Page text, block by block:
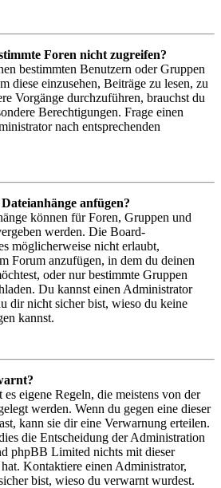
Foren nicht zugreifen?
bestimmten Benutzern oder Gruppen
diese einzusehen, Beiträge zu lesen, zu
Vorgänge durchzuführen, brauchst du
Berechtigungen. Frage einen
nach entsprechenden
anfügen?
können für Foren, Gruppen und
werden. Die Board-
möglicherweise nicht erlaubt,
Forum anzufügen, in dem du deinen
oder nur bestimmte Gruppen
Du kannst einen Administrator
dir nicht sicher bist, wieso du keine
kannst.
eigene Regeln, die meistens von der
werden. Wenn du gegen eine dieser
kann sie dir eine Verwarnung erteilen.
die Entscheidung der Administration
phpBB Limited nichts mit dieser
Kontaktiere einen Administrator,
bist, wieso du verwarnt wurdest.